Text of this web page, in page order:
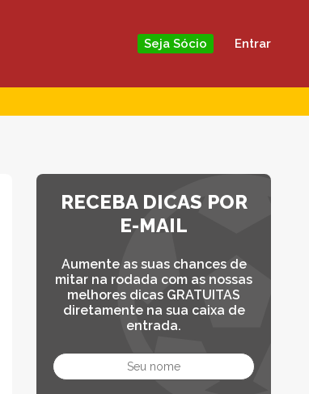
Seja Sócio Entrar
RECEBA DICAS POR
E-MAIL
Aumente as suas chances de
mitar na rodada com as nossas
melhores dicas GRATUITAS
diretamente na sua caixa de
entrada.